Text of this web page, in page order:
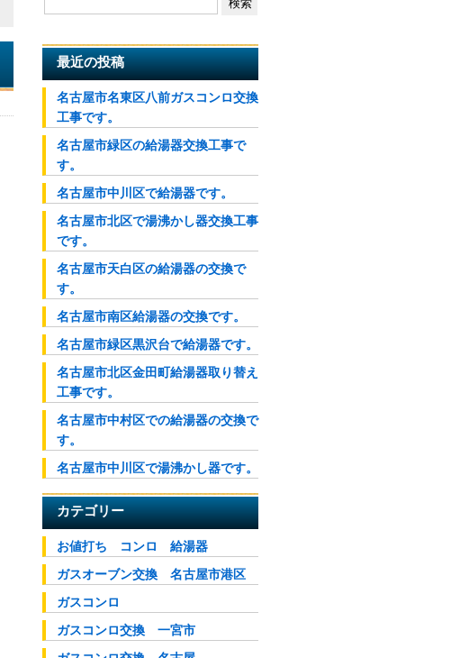
最近の投稿
名古屋市名東区八前ガスコンロ交換
工事です。
名古屋市緑区の給湯器交換工事で
す。
名古屋市中川区で給湯器です。
名古屋市北区で湯沸かし器交換工事
です。
名古屋市天白区の給湯器の交換で
す。
名古屋市南区給湯器の交換です。
名古屋市緑区黒沢台で給湯器です。
名古屋市北区金田町給湯器取り替え
工事です。
名古屋市中村区での給湯器の交換で
す。
名古屋市中川区で湯沸かし器です。
カテゴリー
お値打ち コンロ 給湯器
ガスオーブン交換 名古屋市港区
ガスコンロ
ガスコンロ交換 一宮市